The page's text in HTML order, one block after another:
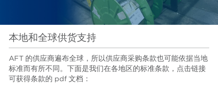
本地和全球供货支持
AFT 的供应商遍布全球，所以供应商采购条款也可能依据当地
标准而有所不同。下面是我们在各地区的标准条款，点击链接
可获得条款的 pdf 文档：